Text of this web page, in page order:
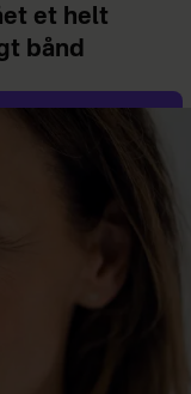
et helt
bånd